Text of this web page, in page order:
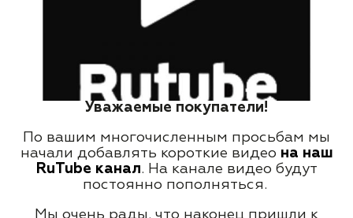
Уважаемые покупатели!
По вашим многочисленным просьбам мы
начали добавлять короткие видео на наш
RuTube канал. На канале видео будут
постоянно пополняться.
Мы очень рады, что наконец пришли к